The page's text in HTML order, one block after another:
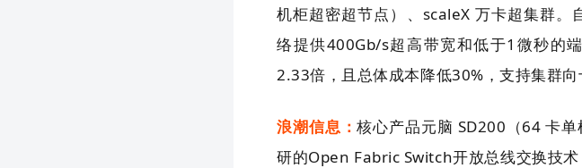
机柜超密超节点）、scaleX 万卡超集群
络提供400Gb/s超高带宽和低于1微秒的
2.33倍，且总体成本降低30%，支持集群向
浪潮信息：核心产品元脑 SD200（64 卡
研的Open Fabric Switch开放总线交换技